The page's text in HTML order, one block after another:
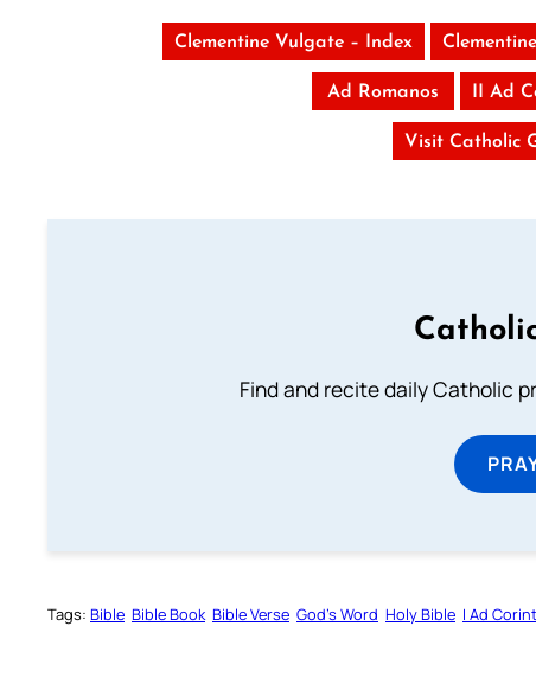
Clementine Vulgate – Index
Ad Romanos II Ad
Visit Catholic
Find and recite daily Catholic
Tags: Bible Bible Book Bible Verse God’s Word Holy Bible I Ad